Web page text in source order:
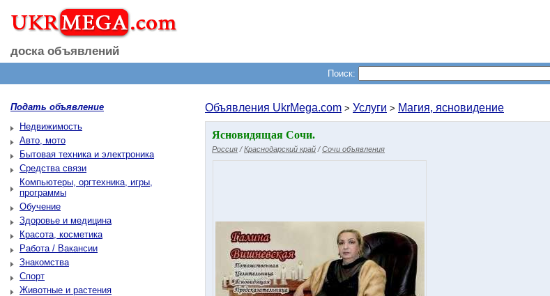
доска объявлений
Поиск:
Подать объявление
Недвижимость
Авто, мото
Бытовая техника и электроника
Средства связи
Компьютеры, оргтехника, игры,
программы
Обучение
Здоровье и медицина
Красота, косметика
Работа / Вакансии
Знакомства
Спорт
Животные и растения
Объявления UkrMega.com > Услуги > Магия, ясновидение
Ясновидящая Сочи.
Россия /Краснодарский край /Сочи объявления